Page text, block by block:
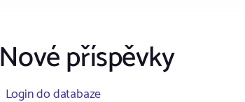
Nové příspěvky
Login do databaze